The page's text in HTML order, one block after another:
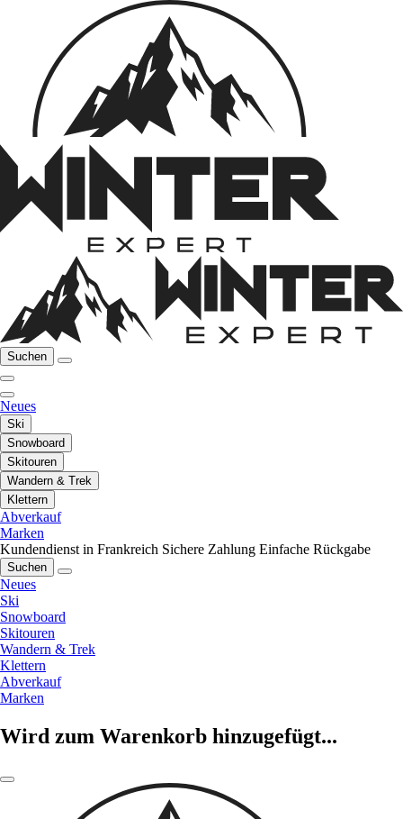
Suchen
Neues
Ski
Snowboard
Skitouren
Wandern & Trek
Klettern
Abverkauf
Marken
Kundendienst in Frankreich Sichere Zahlung Einfache Rückgabe
Suchen
Neues
Ski
Snowboard
Skitouren
Wandern & Trek
Klettern
Abverkauf
Marken
Wird zum Warenkorb hinzugefügt...